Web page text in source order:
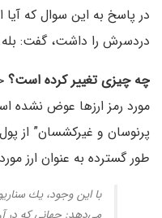
در پاسخ به این سوال که
دردسرش را داشت، گفت:
چه چیزی تغییر کرده است؟
مورد رمز ارزها عوض نشده
پرنوسان و غیرکشسان” از
طور گسترده به عنوان ارز
با این وجود، یك